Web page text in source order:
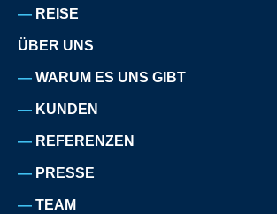
REISE
ÜBER UNS
WARUM ES UNS GIBT
KUNDEN
REFERENZEN
PRESSE
TEAM